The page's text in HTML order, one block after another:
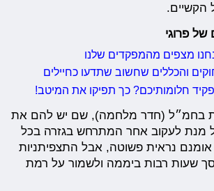
הקשיים.
של פרוגי
מצפים מהמפקדים שלנו
והכללים שחשוב שתדעו כחיילים
חלומותיכם? כך תפיקו את המיטב!
בחמ״ל (חדר מלחמה), שם יש להם את
מנת לעקוב אחר המתרחש בגזרה בכל
נראית פשוטה, אבל התצפיתניות
שעות רבות ביממה ולשמור על רמת